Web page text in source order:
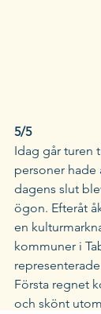
5/5
Idag går turen
personer hade
dagens slut
ögon. Efteråt
en
kommuner i
Första regnet
och skönt